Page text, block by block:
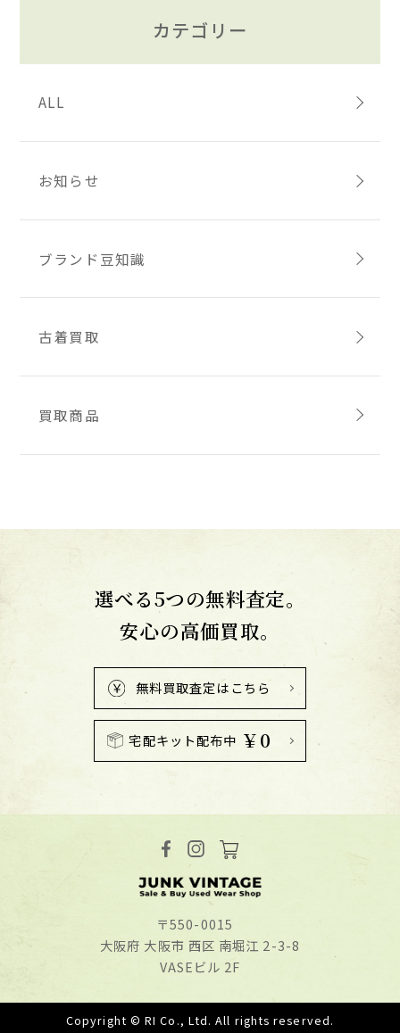
カテゴリー
ALL
お知らせ
ブランド豆知識
古着買取
買取商品
選べる5つの無料査定。
安心の高価買取。
無料買取査定はこちら
宅配キット配布中 ￥0
〒550-0015
⼤阪府 ⼤阪市 ⻄区 南堀江 2-3-8
VASEビル 2F
Copyright © RI Co., Ltd. All rights reserved.